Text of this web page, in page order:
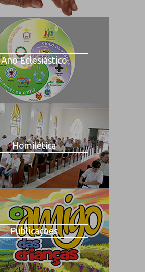
Ano Eclesiástico
Homilética
Publicações